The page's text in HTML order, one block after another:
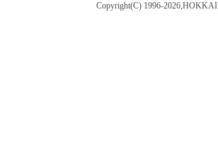
Copyright(C) 1996-